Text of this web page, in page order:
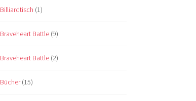
Billiardtisch (1)
Braveheart Battle (9)
Braveheart Battle (2)
Bücher(15)